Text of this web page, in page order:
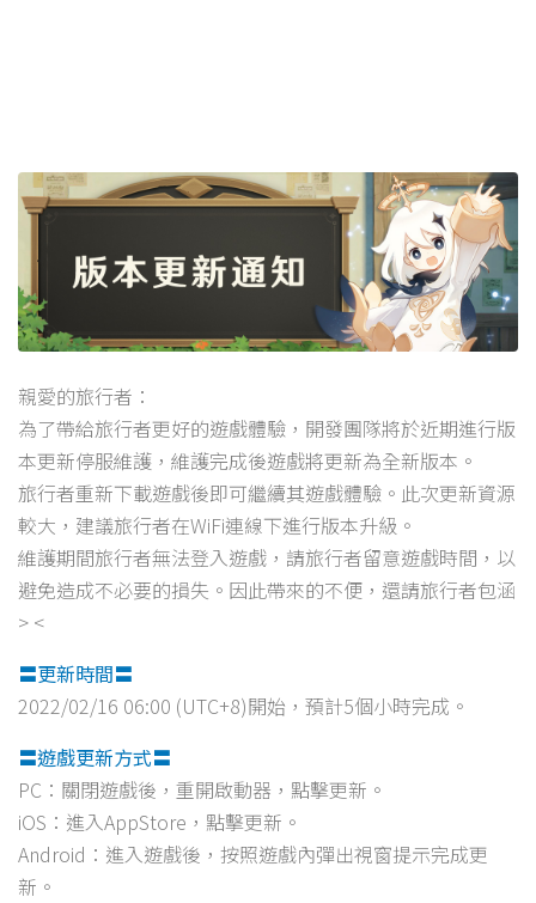
親愛的旅行者：
為了帶給旅行者更好的遊戲體驗，開發團隊將於近期進行版
本更新停服維護，維護完成後遊戲將更新為全新版本。
旅行者重新下載遊戲後即可繼續其遊戲體驗。此次更新資源
較大，建議旅行者在WiFi連線下進行版本升級。
維護期間旅行者無法登入遊戲，請旅行者留意遊戲時間，以
避免造成不必要的損失。因此帶來的不便，還請旅行者包涵
> <
〓更新時間〓
2022/02/16 06:00 (UTC+8)開始，預計5個小時完成。
〓遊戲更新方式〓
PC：關閉遊戲後，重開啟動器，點擊更新。
iOS：進入AppStore，點擊更新。
Android：進入遊戲後，按照遊戲內彈出視窗提示完成更
新。